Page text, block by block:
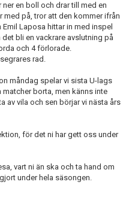
en boll och drar till med en
med på, tror att den kommer ifrån
Laposa hittar in med inspel
bli en vackrare avslutning på
och 4 förlorade.
rad.
måndag spelar vi sista U-lags
borta, men känns inte
av vila och sen börjar vi nästa års
för det ni har gett oss under
vart ni än ska och ta hand om
under hela säsongen.